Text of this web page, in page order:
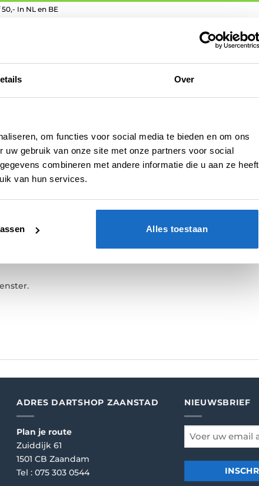
Over
om functies voor social media te bieden en om ons
gebruik van onze site met onze partners voor social
combineren met andere informatie die u aan ze heeft
van hun services.
Alles toestaan
In NL en BE
ADRES DARTSHOP ZAANSTAD
Plan je route
Zuiddijk 61
1501 CB Zaandam
Tel : 075 303 0544
NIEUWSBRIEF
email
*